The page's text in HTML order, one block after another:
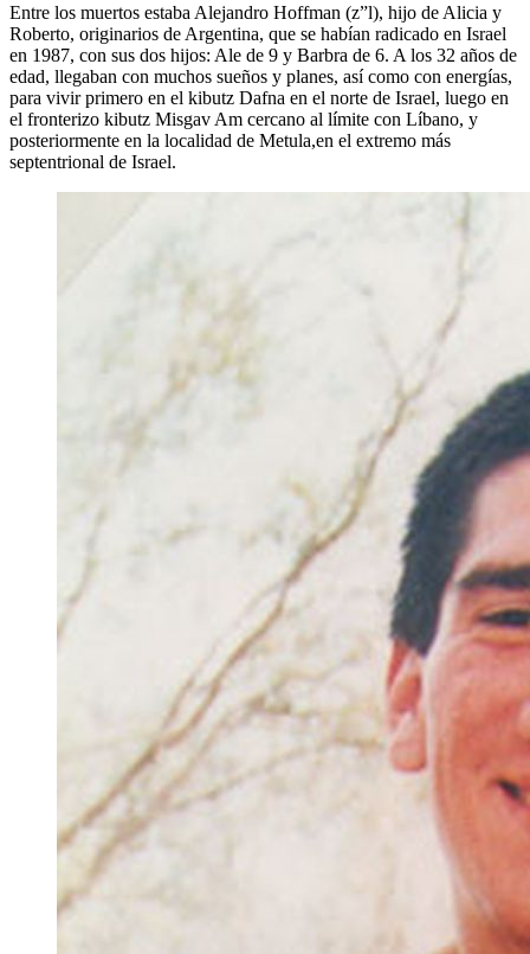
Entre los muertos estaba Alejandro Hoffman (z”l), hijo de Alicia y
Roberto, originarios de Argentina, que se habían radicado en Israel
en 1987, con sus dos hijos: Ale de 9 y Barbra de 6. A los 32 años de
edad, llegaban con muchos sueños y planes, así como con energías,
para vivir primero en el kibutz Dafna en el norte de Israel, luego en
el fronterizo kibutz Misgav Am cercano al límite con Líbano, y
posteriormente en la localidad de Metula,en el extremo más
septentrional de Israel.